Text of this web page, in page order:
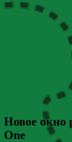
Новое окно
One